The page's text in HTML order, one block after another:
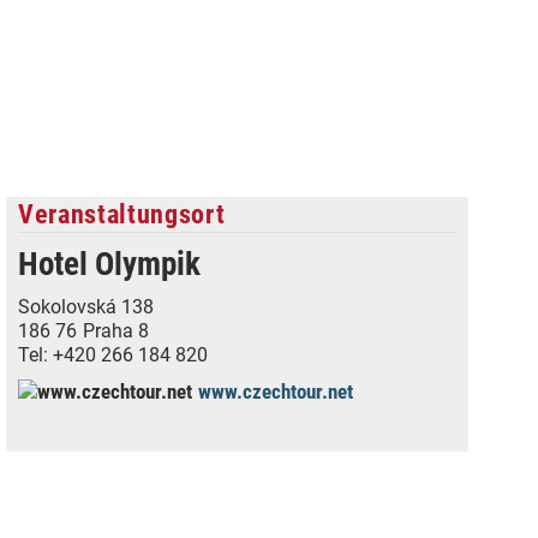
Veranstaltungsort
Hotel Olympik
Sokolovská 138
186 76 Praha 8
Tel: +420 266 184 820
www.czechtour.net